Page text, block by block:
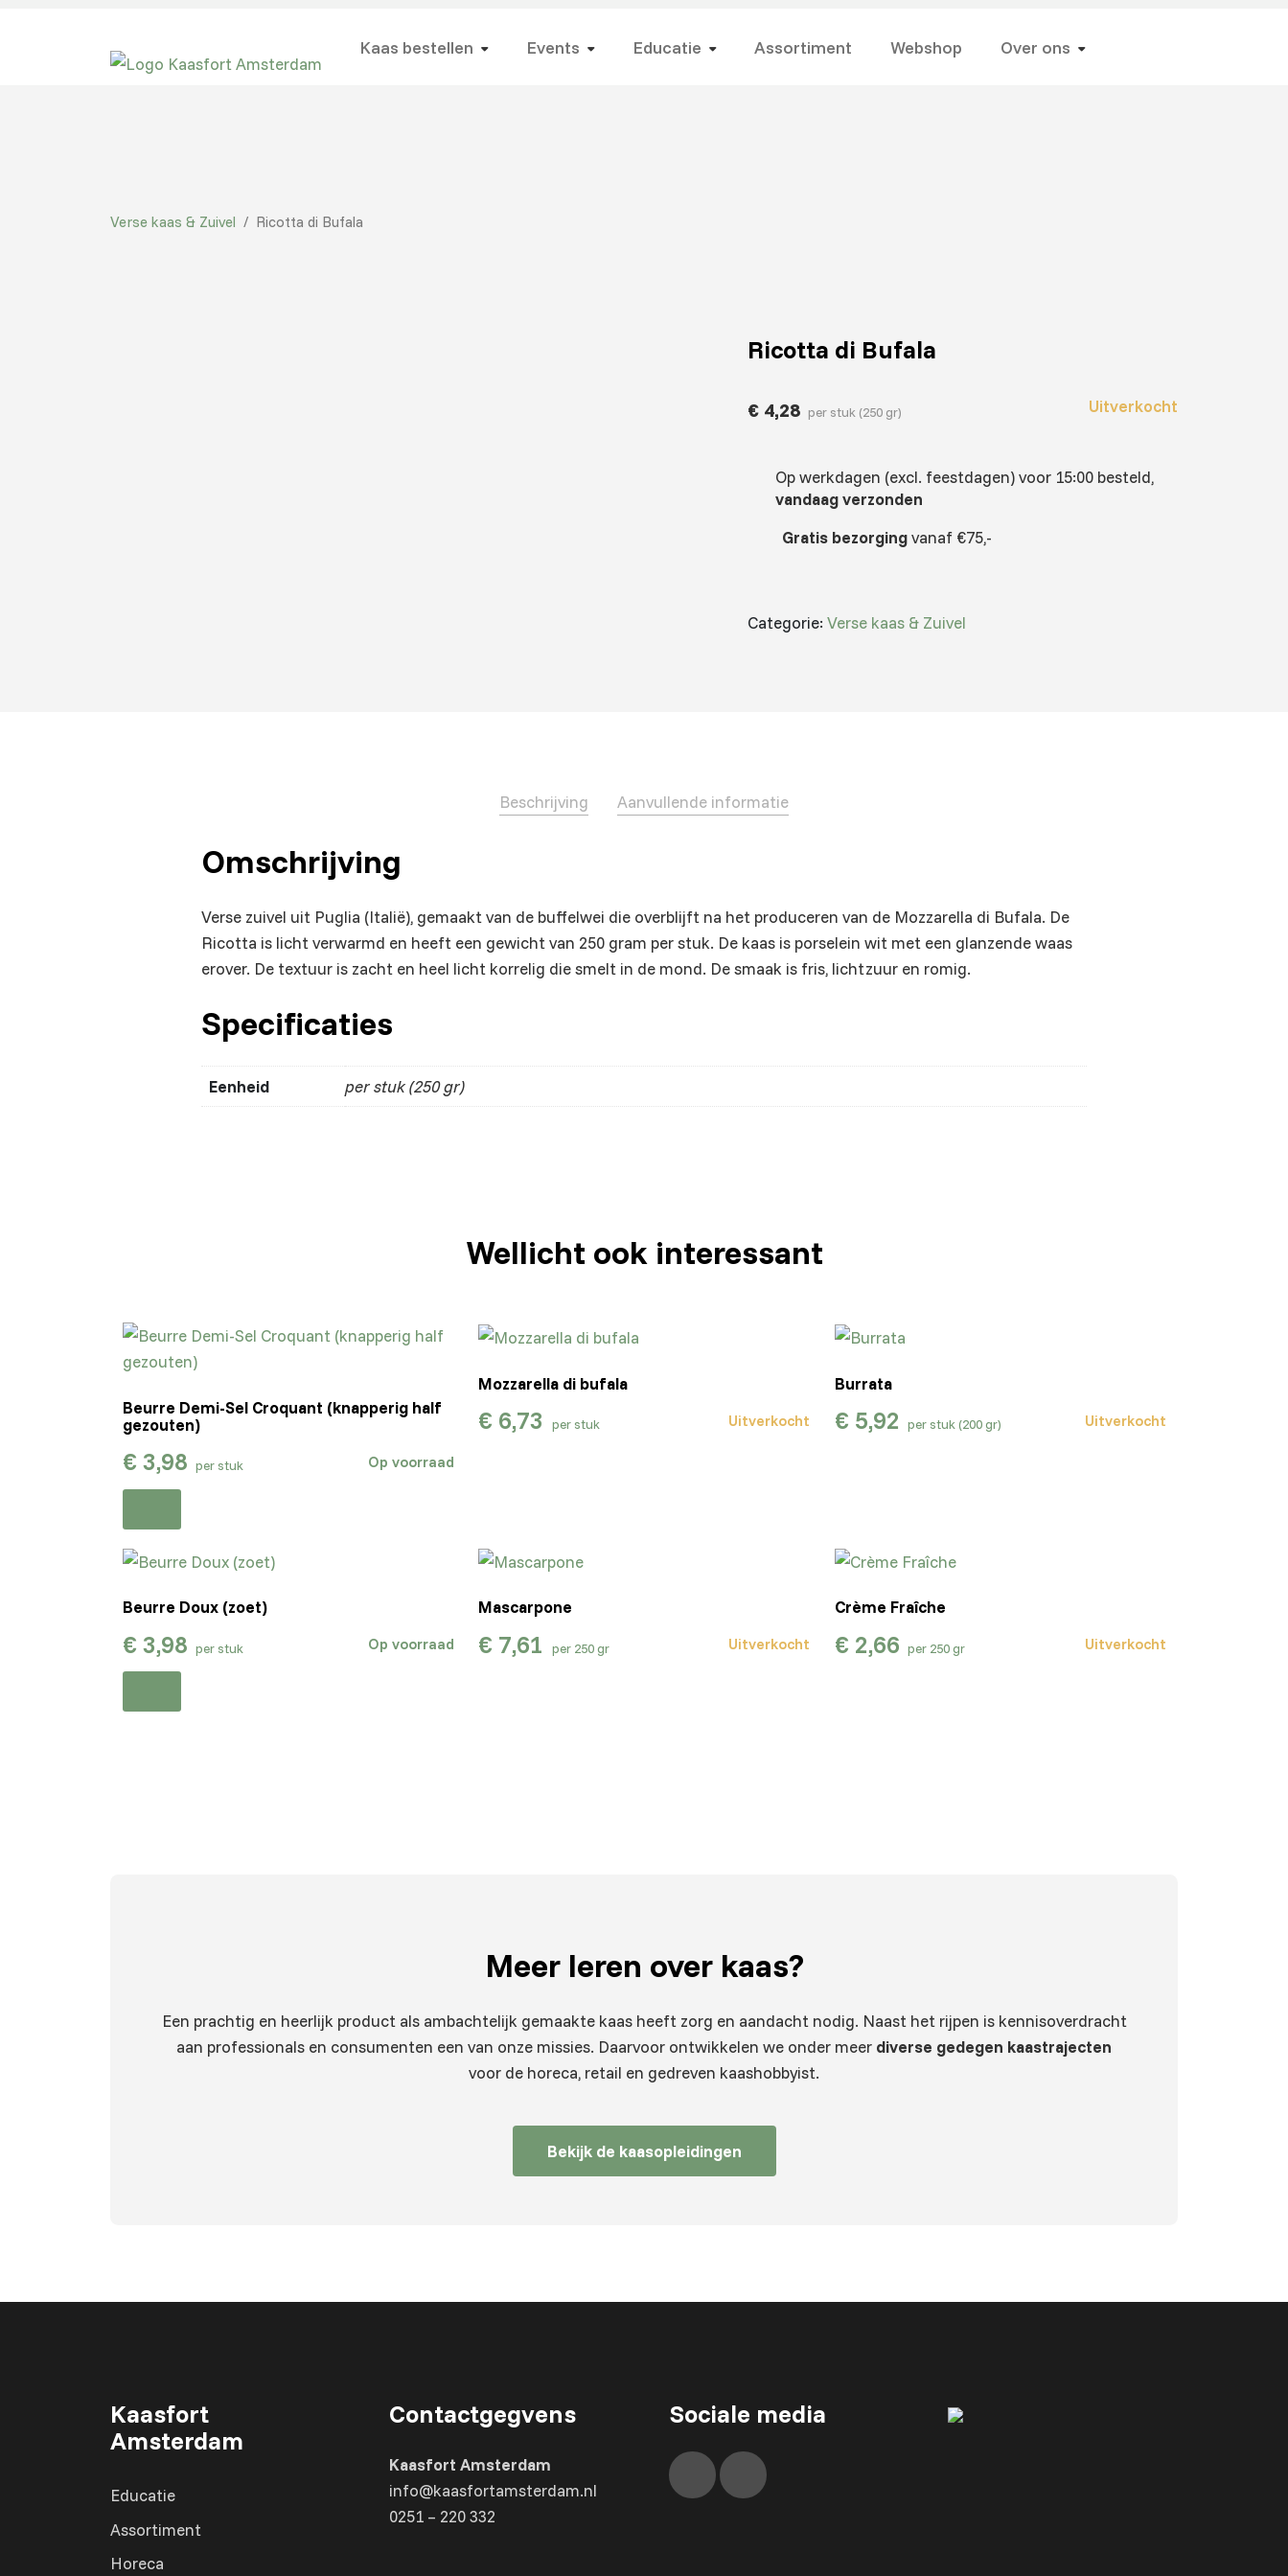
Kaas bestellen Events Educatie Assortiment Webshop Over ons
Verse kaas & Zuivel /Ricotta di Bufala
Ricotta di Bufala
€4,28 per stuk (250 gr) Uitverkocht
Op werkdagen (excl. feestdagen) voor 15:00 besteld,
vandaag verzonden
Gratis bezorgingvanaf €75,-
Categorie: Verse kaas & Zuivel
Beschrijving Aanvullende informatie
Omschrijving
Verse zuivel uit Puglia (Italië), gemaakt van de buffelwei die overblijft na het produceren van de Mozzarella di Bufala. De
Ricotta is licht verwarmd en heeft een gewicht van 250 gram per stuk. De kaas is porselein wit met een glanzende waas
erover. De textuur is zacht en heel licht korrelig die smelt in de mond. De smaak is fris, lichtzuur en romig.
Specificaties
Eenheid per stuk (250 gr)
Wellicht ook interessant
Beurre Demi-Sel Croquant (knapperig half
gezouten)
€ 3,98 per stuk Op voorraad
Mozzarella di bufala
€ 6,73 per stuk Uitverkocht
Burrata
€ 5,92 per stuk (200 gr) Uitverkocht
Beurre Doux (zoet)
€ 3,98 per stuk Op voorraad
Mascarpone
€ 7,61 per 250 gr Uitverkocht
Crème Fraîche
€ 2,66 per 250 gr Uitverkocht
Meer leren over kaas?
Een prachtig en heerlijk product als ambachtelijk gemaakte kaas heeft zorg en aandacht nodig. Naast het rijpen is kennisoverdracht
aan professionals en consumenten een van onze missies. Daarvoor ontwikkelen we onder meer diverse gedegen kaastrajecten
voor de horeca, retail en gedreven kaashobbyist.
Bekijk de kaasopleidingen
Kaasfort
Amsterdam
Educatie
Assortiment
Horeca
Contactgegvens
Kaasfort Amsterdam
info@kaasfortamsterdam.nl
0251 – 220 332
Sociale media